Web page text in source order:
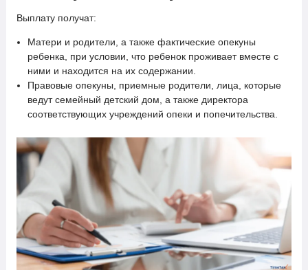
Выплату получат:
Матери и родители, а также фактические опекуны
ребенка, при условии, что ребенок проживает вместе с
ними и находится на их содержании.
Правовые опекуны, приемные родители, лица, которые
ведут семейный детский дом, а также директора
соответствующих учреждений опеки и попечительства.